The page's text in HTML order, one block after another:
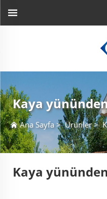
Kaya
Ana Sayfa>Ürünler>
Kaya